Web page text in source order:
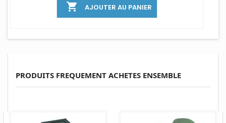
 AJOUTER AU PANIER
PRODUITS FREQUEMENT ACHETES ENSEMBLE